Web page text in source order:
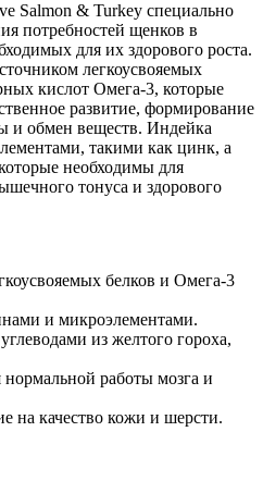
Salmon & Turkey специально
потребностей щенков в
для их здорового роста.
легкоусвояемых
кислот Омега-3, которые
развитие, формирование
и обмен веществ. Индейка
такими как цинк, а
необходимы для
тонуса и здорового
белков и Омега-3
и микроэлементами.
из желтого гороха,
работы мозга и
на качество кожи и шерсти.